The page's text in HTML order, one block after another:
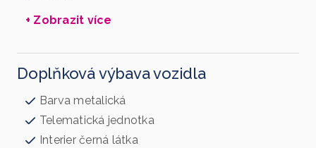
+ Zobrazit více
Doplňková výbava vozidla
Barva metalická
Telematická jednotka
Interier černá látka